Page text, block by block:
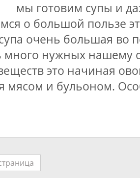
мы готовим супы и
о большой пользе
очень большая во
много нужных нашему
это начиная
мясом и бульоном.